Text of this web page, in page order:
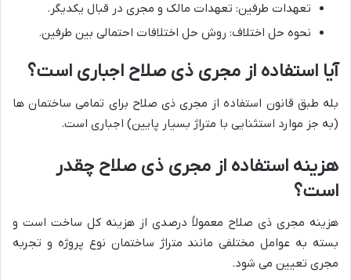
تعهدات طرفین: تعهدات مالک و مجری در قبال یکدیگر.
نحوه حل اختلاف: روش حل اختلافات احتمالی بین طرفین.
آیا استفاده از مجری ذی صلاح اجباری است؟
بله طبق قانون استفاده از مجری ذی صلاح برای تمامی ساختمان ها
(به جز موارد استثنایی با متراژ بسیار پایین) اجباری است.
هزینه استفاده از مجری ذی صلاح چقدر
است؟
هزینه مجری ذی صلاح معمولاً درصدی از هزینه کل ساخت است و
بسته به عوامل مختلفی مانند متراژ ساختمان نوع پروژه و تجربه
مجری تعیین می شود.